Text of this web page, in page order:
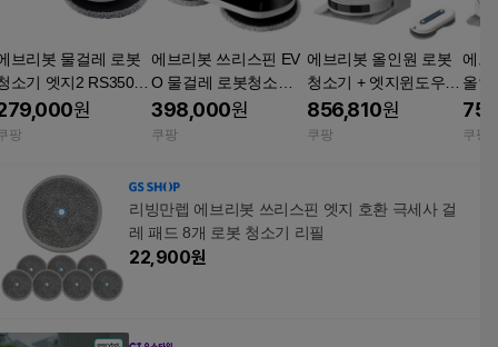
브리봇 물걸레 로봇
소기 엣지2 RS350
트 자율주행 저소
무선 충전형 틈새청
이 지인선물 혼수용
원
팡
에브리봇 쓰리스핀 EV
O 물걸레 로봇청소기 T
S401W 화이트 흡착식
로봇 물걸레 청소기 저
398,000원
쿠팡
에브리봇 올인원 로봇
청소기 + 엣지윈도우2
창문로봇청소기 Q7 +
WS400 Q7(청소기) W
0(창문청소기)
856,810원
쿠팡
에브
올인
엣지
청소
쿠팡
리빙만렙 에브리봇 쓰리스핀 엣지 호환 극세사 걸
레 패드 8개 로봇 청소기 리필
22,900원